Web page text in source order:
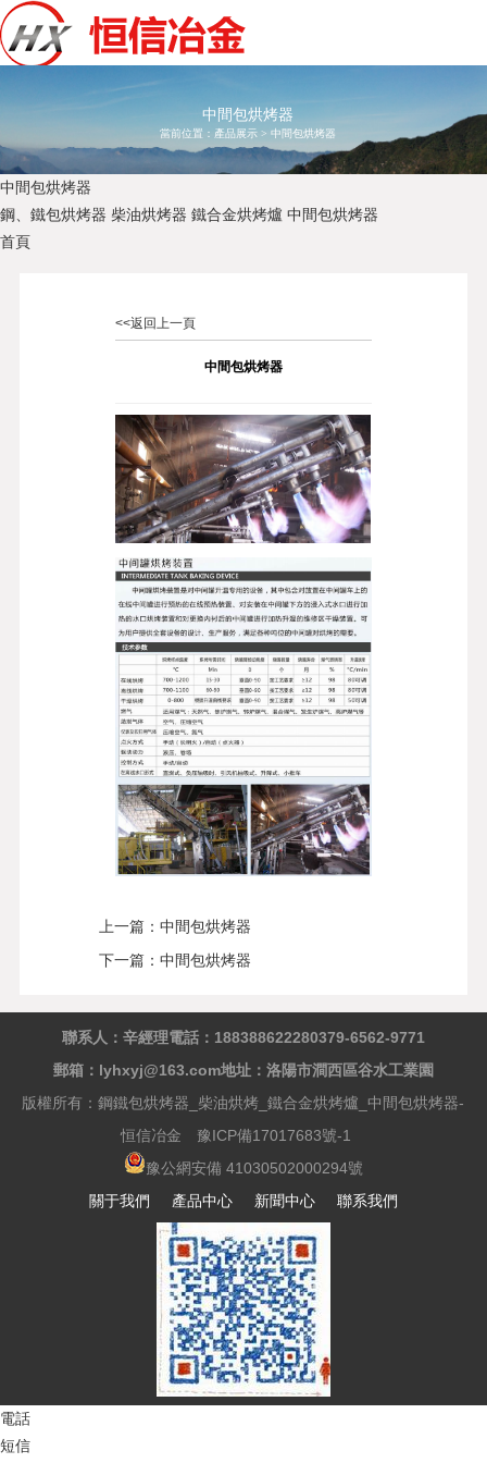
中間包烘烤器
當前位置： 產品展示 >中間包烘烤器
中間包烘烤器
鋼、鐵包烘烤器 柴油烘烤器 鐵合金烘烤爐 中間包烘烤器
首頁
<<返回上一頁
中間包烘烤器
上一篇：中間包烘烤器
下一篇：中間包烘烤器
聯系人：辛經理電話：188388622280379-6562-9771
郵箱：lyhxyj@163.com地址：洛陽市澗西區谷水工業園
版權所有：鋼鐵包烘烤器_柴油烘烤_鐵合金烘烤爐_中間包烘烤器-
恒信冶金 豫ICP備17017683號-1
豫公網安備 41030502000294號
關于我們
產品中心 新聞中心 聯系我們
電話
短信